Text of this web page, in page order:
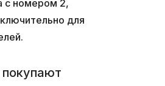
с номером 2,
для